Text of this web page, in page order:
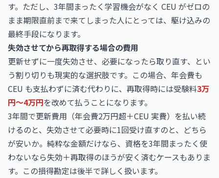
す。ただし、3年間まったく学習機会がなく CEU がゼロの
まま期限直前まで来てしまった人にとっては、駆け込みの
最終手段になります。
失効させてから再取得する場合の費用
更新せずに一度失効させ、必要になったら取り直す、とい
う割り切りも現実的な選択肢です。この場合、年会費も
CEU も支払わずに済む代わりに、再取得時には受験料3万
円〜4万円を改めて払うことになります。
3年間で更新費用（年会費2万円超＋CEU 実費）を払い続
けるのと、失効させて必要時に1回受け直すのと、どちら
が安いか。純粋な金額だけなら、資格を3年間まったく使
わないなら失効＋再取得のほうが安く済むケースもありま
す。この損得勘定は後半で詳しく扱います。